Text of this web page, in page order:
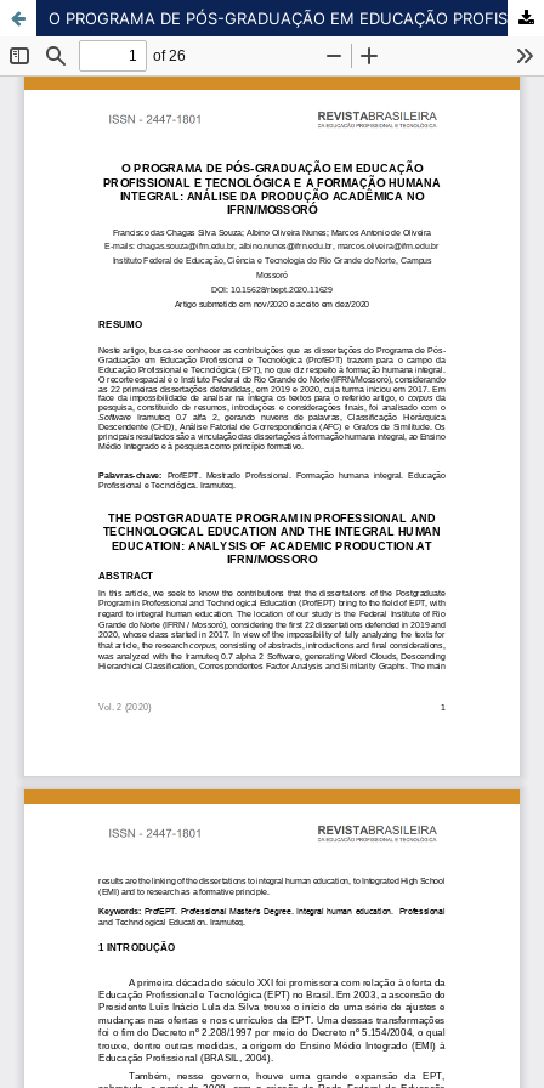
O PROGRAMA DE PÓS-GRADUAÇÃO EM EDUCAÇÃO PROFISSIONAL E TECNOLÓGICA E A FORMAÇÃO HUMANA INTEGRAL: ANÁLISE DA PRODUÇÃO ACADÊMICA NO IFRN/MOSSORÓ